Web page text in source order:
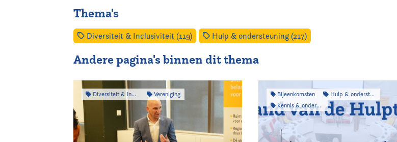
Thema's
Diversiteit & Inclusiviteit (119) Hulp & ondersteuning (217)
Andere pagina's binnen dit thema
Diversiteit & Inclusiviteit Vereniging Bijeenkomsten
Hulp & ondersteuning
Kennis & onderzoek